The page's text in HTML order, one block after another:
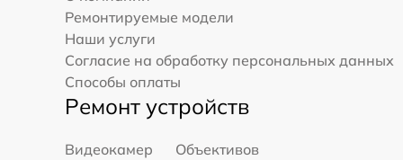
Ремонтируемые модели
Наши услуги
Согласие на обработку персональных данных
Способы оплаты
Ремонт устройств
Видеокамер
Объективов